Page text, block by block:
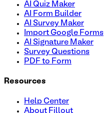
AI Quiz Maker
AI Form Builder
AI Survey Maker
Import Google Forms
AI Signature Maker
Survey Questions
PDF to Form
Resources
Help Center
About Fillout